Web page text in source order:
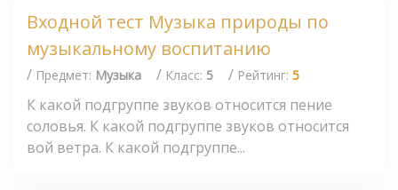
Входной тест Музыка природы по
музыкальному воспитанию
/ Предмет: Музыка / Класс: 5 / Рейтинг: 5
К какой подгруппе звуков относится пение
соловья. К какой подгруппе звуков относится
вой ветра. К какой подгруппе...